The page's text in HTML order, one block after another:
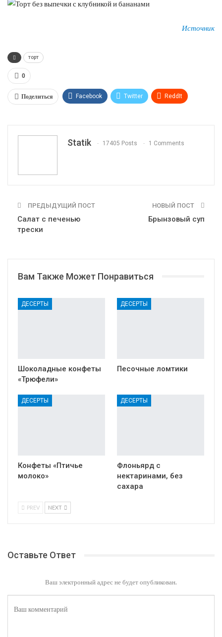
Источник
торт
0
Поделиться Facebook Twitter ReddIt
Statik 17405 Posts 1 Comments
ПРЕДЫДУЩИЙ ПОСТ
Салат с печенью
трески
НОВЫЙ ПОСТ
Брынзовый суп
Вам Также Может Понравиться
ДЕСЕРТЫ
Шоколадные конфеты
«Трюфели»
ДЕСЕРТЫ
Песочные ломтики
ДЕСЕРТЫ
Конфеты «Птичье
молоко»
ДЕСЕРТЫ
Флоньярд с
нектаринами, без
сахара
PREV NEXT
Оставьте Ответ
Ваш электронный адрес не будет опубликован.